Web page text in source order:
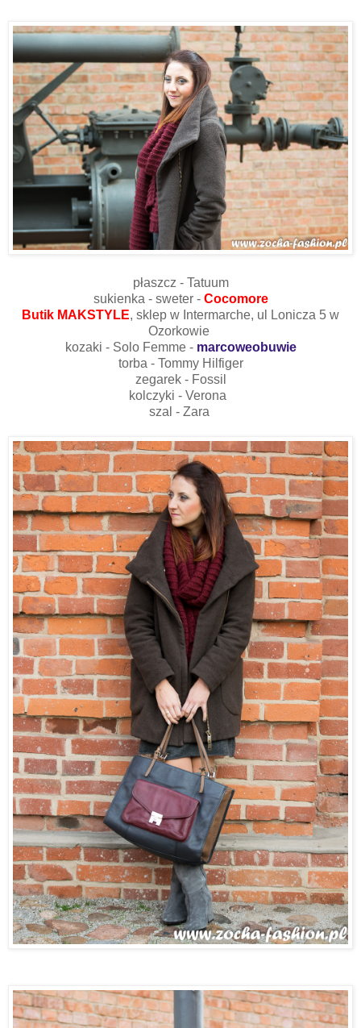
płaszcz - Tatuum
sukienka - sweter - Cocomore
Butik MAKSTYLE, sklep w Intermarche, ul Lonicza 5 w
Ozorkowie
kozaki - Solo Femme - marcoweobuwie
torba - Tommy Hilfiger
zegarek - Fossil
kolczyki - Verona
szal - Zara